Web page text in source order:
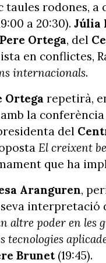
taules rodones, a
a 20:30). Júlia
Pere Ortega, del
en conflictes,
internacionals.
Ortega repetirà,
la conferència
del
El creixent
que ha
Aranguren,
interpretació
altre poder en les
tecnologies
Brunet(19:45).